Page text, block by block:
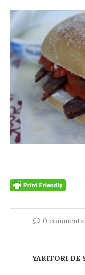
0
YAKITORI DE